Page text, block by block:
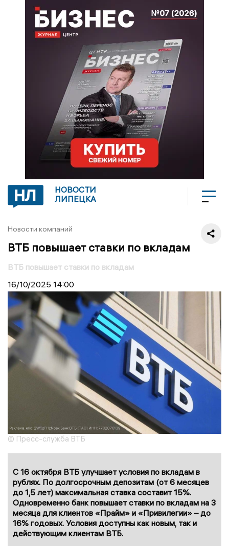
НОВОСТИ
ЛИПЕЦКА
Новости компаний
ВТБ повышает ставки по вкладам
ВТБ повышает ставки по вкладам
16/10/2025 14:00
© Пресс-служба ВТБ
С 16 октября ВТБ улучшает условия по вкладам в
рублях. По долгосрочным депозитам (от 6 месяцев
до 1,5 лет) максимальная ставка составит 15%.
Одновременно банк повышает ставки по вкладам на 3
месяца для клиентов «Прайм» и «Привилегии» – до
16% годовых. Условия доступны как новым, так и
действующим клиентам ВТБ.